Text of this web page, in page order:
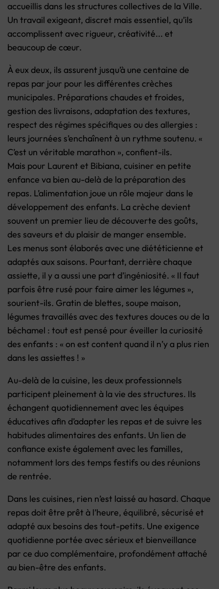
accueillis dans les structures collectives de la Ville.
Un travail exigeant, discret mais essentiel, qu’ils
accomplissent avec rigueur, créativité... et
beaucoup de cœur.
À eux deux, ils assurent jusqu’à une centaine de
repas par jour pour les différentes crèches
municipales. Préparations chaudes et froides,
gestion des livraisons, adaptation des textures,
respect des régimes spécifiques ou des allergies :
leurs journées s’enchaînent à un rythme soutenu. «
C’est un véritable marathon », confient-ils.
Mais pour Laurent et Bibiana, cuisiner en petite
enfance va bien au-delà de la préparation des
repas. L’alimentation joue un rôle majeur dans le
développement des enfants. La crèche devient
souvent un premier lieu de découverte des goûts,
des saveurs et du plaisir de manger ensemble.
Les menus sont élaborés avec une diététicienne et
adaptés aux saisons. Pourtant, derrière chaque
assiette, il y a aussi une part d’ingéniosité. « Il faut
parfois être rusé pour faire aimer les légumes »,
sourient-ils. Gratin de blettes, soupe maison,
légumes travaillés avec des textures douces ou de la
béchamel : tout est pensé pour éveiller la curiosité
des enfants : « on est content quand il n’y a plus rien
dans les assiettes ! »
Au-delà de la cuisine, les deux professionnels
participent pleinement à la vie des structures. Ils
échangent quotidiennement avec les équipes
éducatives afin d’adapter les repas et de suivre les
habitudes alimentaires des enfants. Un lien de
confiance existe également avec les familles,
notamment lors des temps festifs ou des réunions
de rentrée.
Dans les cuisines, rien n’est laissé au hasard. Chaque
repas doit être prêt à l’heure, équilibré, sécurisé et
adapté aux besoins des tout-petits. Une exigence
quotidienne portée avec sérieux et bienveillance
par ce duo complémentaire, profondément attaché
au bien-être des enfants.